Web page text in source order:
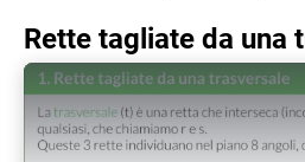
Rette tagliate da una